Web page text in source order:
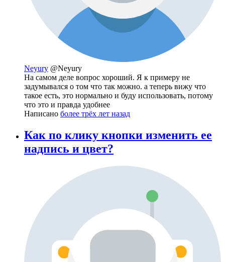
Neyury @Neyury
На самом деле вопрос хороший. Я к примеру не
задумывался о том что так можно. а теперь вижу что
такое есть, это нормально и буду использовать, потому
что это и правда удобнее
Написано более трёх лет назад
Как по клику кнопки изменить ее
надпись и цвет?